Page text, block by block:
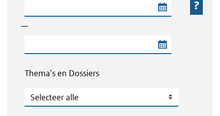
—
Thema's en Dossiers
Thema's en Dossiers